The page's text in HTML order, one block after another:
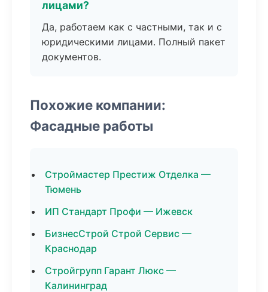
лицами?
Да, работаем как с частными, так и с
юридическими лицами. Полный пакет
документов.
Похожие компании:
Фасадные работы
Строймастер Престиж Отделка —
Тюмень
ИП Стандарт Профи — Ижевск
БизнесСтрой Строй Сервис —
Краснодар
Стройгрупп Гарант Люкс —
Калининград